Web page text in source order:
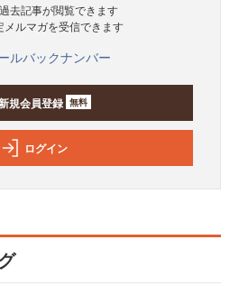
去記事が閲覧できます
メルマガを受信できます
ルバックナンバー
規会員登録 無料
ログイン